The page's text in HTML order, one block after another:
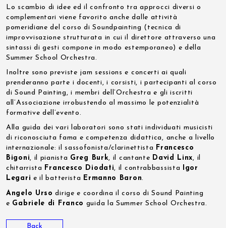
Lo scambio di idee ed il confronto tra approcci diversi o
complementari viene favorito anche dalle attività
pomeridiane del corso di Soundpainting (tecnica di
improvvisazione strutturata in cui il direttore attraverso una
sintassi di gesti compone in modo estemporaneo) e della
Summer School Orchestra.
Inoltre sono previste jam sessions e concerti ai quali
prenderanno parte i docenti, i corsisti, i partecipanti al corso
di Sound Painting, i membri dell’Orchestra e gli iscritti
all’Associazione irrobustendo al massimo le potenzialità
formative dell’evento.
Alla guida dei vari laboratori sono stati individuati musicisti
di riconosciuta fama e competenza didattica, anche a livello
internazionale: il sassofonista/clarinettista Francesco
Bigoni, il pianista Greg Burk, il cantante David Linx, il
chitarrista Francesco Diodati, il contrabbassista Igor
Legari e il batterista Ermanno Baron.
Angelo Urso dirige e coordina il corso di Sound Painting
e Gabriele di Franco guida la Summer School Orchestra.
Back